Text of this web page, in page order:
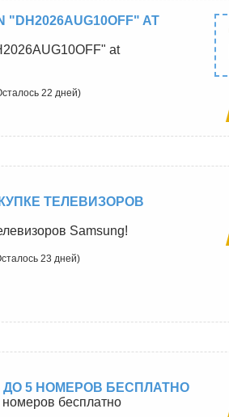
"DH2026AUG10OFF" AT
at
22 дней)
ТЕЛЕВИЗОРОВ
Samsung!
23 дней)
ДО 5 НОМЕРОВ БЕСПЛАТНО
бесплатно